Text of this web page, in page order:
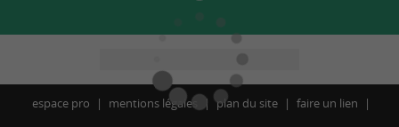
espace pro mentions légales plan du site
faire un lien